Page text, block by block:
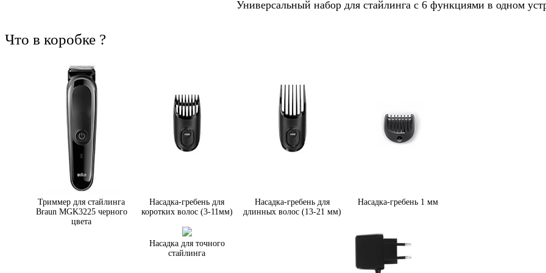
Универсальный набор для стайлинга с 6 функциями в одном
Что в коробке ?
Триммер для стайлинга
Braun MGK3225 черного
цвета
Насадка-гребень для
коротких волос (3-11мм)
Насадка-гребень для
длинных волос (13-21 мм)
Насадка-гребень 1 мм
Насадка для точного
стайлинга